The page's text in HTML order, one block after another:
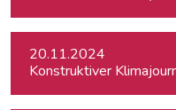
20.11.2024
Konstruktiver